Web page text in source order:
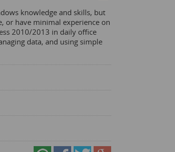
knowledge and skills, but
or have minimal experience on
2010/2013 in daily office
data, and using simple